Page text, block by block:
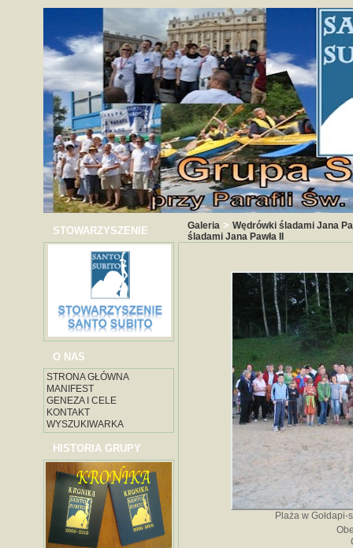
STOWARZYSZENIE
O NAS
STRONA GŁÓWNA
MANIFEST
GENEZA I CELE
KONTAKT
WYSZUKIWARKA
HISTORIA GRUPY
Galeria > Wędrówki śladami Jana
śladami Jana Pawła II
Plaża w